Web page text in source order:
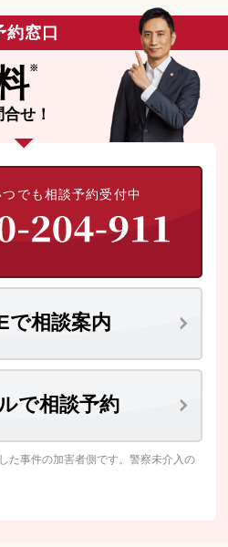
窓口
せ！
でも相談予約受付中
で相談案内
で相談予約
た事件の加害者側です。警察未介入の